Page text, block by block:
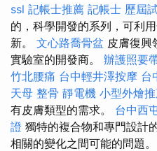
ssl 記帳士推薦 記帳士 歷屆
的，科學開發的系列，可利
新。 文心路喬骨盆 皮膚復興
實驗室的開發商。 辦護照要
竹北腰痛 台中輕井澤按摩 台
天母 整骨 靜電機 小型外燴
有皮膚類型的需求。 台中西
證 獨特的複合物和專門設計
相關的變化之間可能的問題。